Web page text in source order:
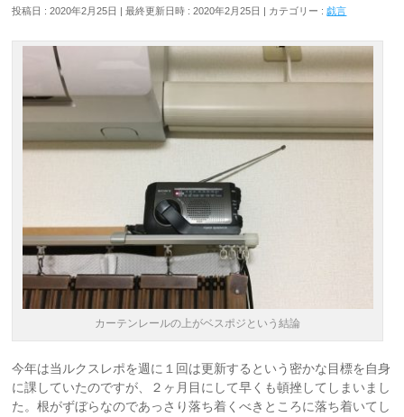
投稿日 : 2020年2月25日 最終更新日時 : 2020年2月25日 カテゴリー :戯言
カーテンレールの上がベスポジという結論
今年は当ルクスレポを週に１回は更新するという密かな目標を自身
に課していたのですが、２ヶ月目にして早くも頓挫してしまいまし
た。根がずぼらなのであっさり落ち着くべきところに落ち着いてし